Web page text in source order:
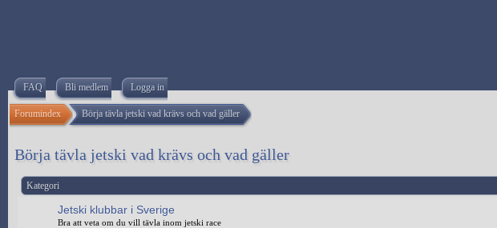
FAQ Bli medlem Logga in
Forumindex Börja tävla jetski vad krävs och vad gäller
Börja tävla jetski vad krävs och vad gäller
Kategori
Jetski klubbar i Sverige
Bra att veta om du vill tävla inom jetski race